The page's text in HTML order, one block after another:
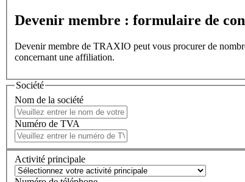
Devenir membre : formulaire de
Devenir membre de TRAXIO peut vous procurer de
concernant une affiliation.
Société
Nom de la société
Numéro de TVA
Activité principale